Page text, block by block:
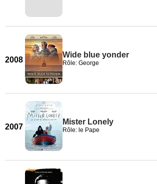
2008
Wide blue yonder
Rôle: George
2007
Mister Lonely
Rôle: le Pape